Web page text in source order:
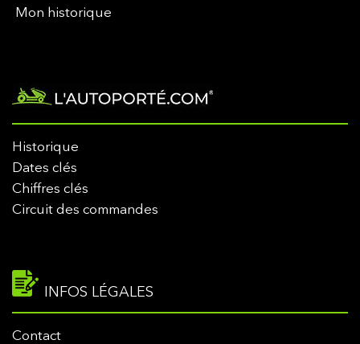
Mon historique
Historique
Dates clés
Chiffres clés
Circuit des commandes
INFOS LÉGALES
Contact